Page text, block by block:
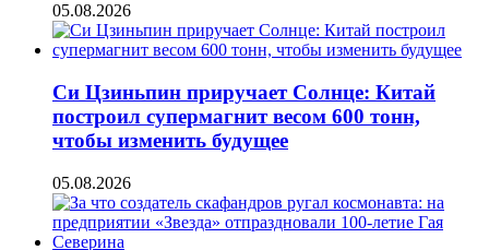
05.08.2026
Си Цзиньпин приручает Солнце: Китай
построил супермагнит весом 600 тонн,
чтобы изменить будущее
05.08.2026